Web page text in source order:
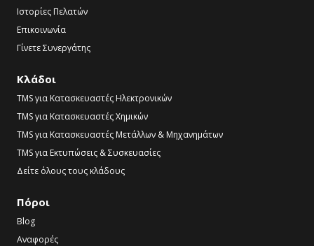
Ιστορίες Πελατών
Επικοινωνία
Γίνετε Συνεργάτης
Κλάδοι
TMS για Κατασκευαστές Ηλεκτρονικών
TMS για Κατασκευαστές Χημικών
TMS για Κατασκευαστές Μετάλλων & Μηχανημάτων
TMS για Εκτυπώσεις & Συσκευασίες
Δείτε όλους τους κλάδους
Πόροι
Blog
Αναφορές